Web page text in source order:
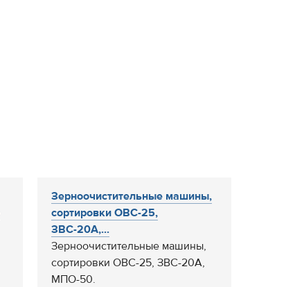
Зерноочистительные машины,
сортировки ОВС-25,
ЗВС-20А,...
Зерноочистительные машины,
сортировки ОВС-25, ЗВС-20А,
МПО-50.